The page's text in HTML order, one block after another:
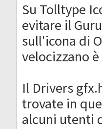
Su Tolltype
evitare il
sull'icona di
velocizzano
Il Drivers
trovate in
alcuni utenti